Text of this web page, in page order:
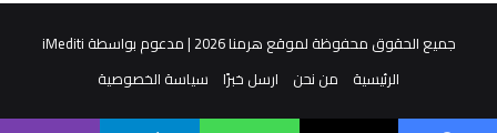
جميع الحقوق محفوظة لموقع هرمنا 2026 | مدعوم بواسطة
iMediti
الرئيسية
من نحن ارسل خبرًا سياسة الخصوصية